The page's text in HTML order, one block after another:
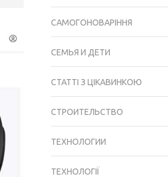
САМОГОНОВАРІННЯ
СЕМЬЯ И ДЕТИ
СТАТТІ З ЦІКАВИНКОЮ
СТРОИТЕЛЬСТВО
ТЕХНОЛОГИИ
ТЕХНОЛОГІЇ